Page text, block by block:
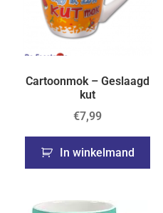
Cartoonmok – Geslaagd
kut
€7,99
In winkelmand